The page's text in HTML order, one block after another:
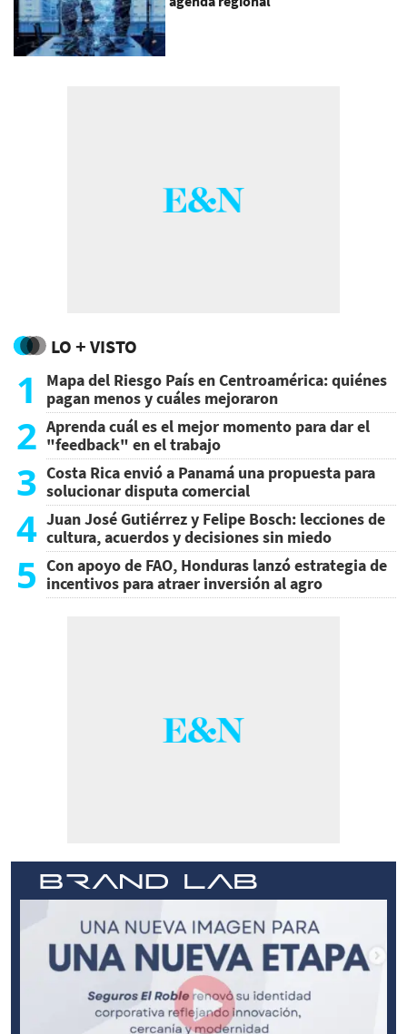
LO + VISTO
1
Mapa del Riesgo País en Centroamérica: quiénes
pagan menos y cuáles mejoraron
2 Aprenda cuál es el mejor momento para dar el
"feedback" en el trabajo
3 Costa Rica envió a Panamá una propuesta para
solucionar disputa comercial
4 Juan José Gutiérrez y Felipe Bosch: lecciones de
cultura, acuerdos y decisiones sin miedo
5 Con apoyo de FAO, Honduras lanzó estrategia de
incentivos para atraer inversión al agro